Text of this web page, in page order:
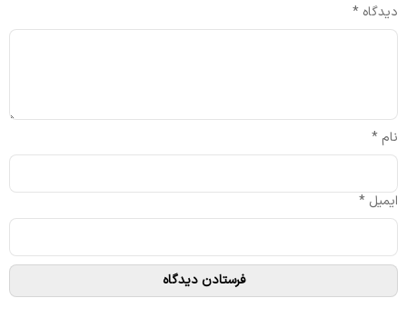
دیدگاه *
نام *
ایمیل *